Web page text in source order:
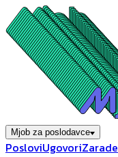
Mjob za poslodavce
PosloviUgovoriZarade